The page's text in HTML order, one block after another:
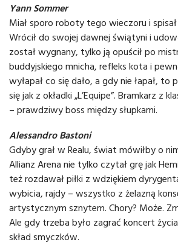
Yann Sommer
Miał sporo roboty tego wieczoru i
Wrócił do swojej dawnej świątyni i
został wygnany, tylko ją opuścił po
buddyjskiego mnicha, refleks kota i
wyłapał co się dało, a gdy nie łapał, to
się jak z okładki „L’Equipe”. Bramkarz z
– prawdziwy boss między słupkami.
Alessandro Bastoni
Gdyby grał w Realu, świat mówiłby o
Allianz Arena nie tylko czytał grę jak
też rozdawał piłki z wdziękiem
wybicia, rajdy – wszystko z żelazną
artystycznym sznytem. Chory? Może.
Ale gdy trzeba było zagrać koncert życia
skład smyczków.